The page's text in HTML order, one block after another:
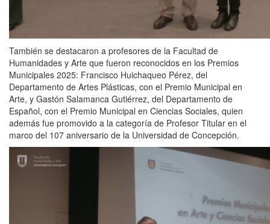
También se destacaron a profesores de la Facultad de
Humanidades y Arte que fueron reconocidos en los Premios
Municipales 2025: Francisco Huichaqueo Pérez, del
Departamento de Artes Plásticas, con el Premio Municipal en
Arte, y Gastón Salamanca Gutiérrez, del Departamento de
Español, con el Premio Municipal en Ciencias Sociales, quien
además fue promovido a la categoría de Profesor Titular en el
marco del 107 aniversario de la Universidad de Concepción.